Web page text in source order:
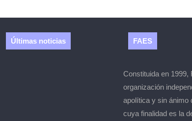
Últimas noticias FAES
Constituida en 1999,
organización
apolítica y sin ánimo
cuya finalidad es la